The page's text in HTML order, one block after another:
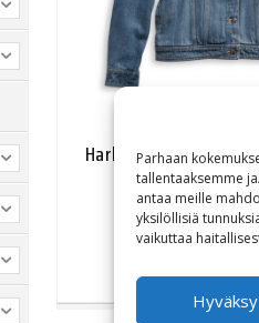
Parhaan
tallentaaksemme
antaa meille
yksilöllisiä
vaikuttaa
Hyväksy
Harley-Davidson
Logo Denim
188,75€